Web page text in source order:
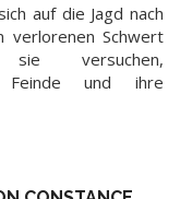
auf die Jagd nach
verlorenen Schwert
versuchen,
Feinde und ihre